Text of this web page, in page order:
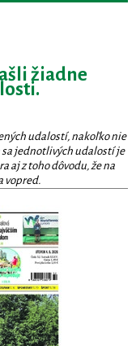
žiadne
udalostí, nakoľko nie
jednotlivých udalostí je
aj z toho dôvodu, že na
vopred.